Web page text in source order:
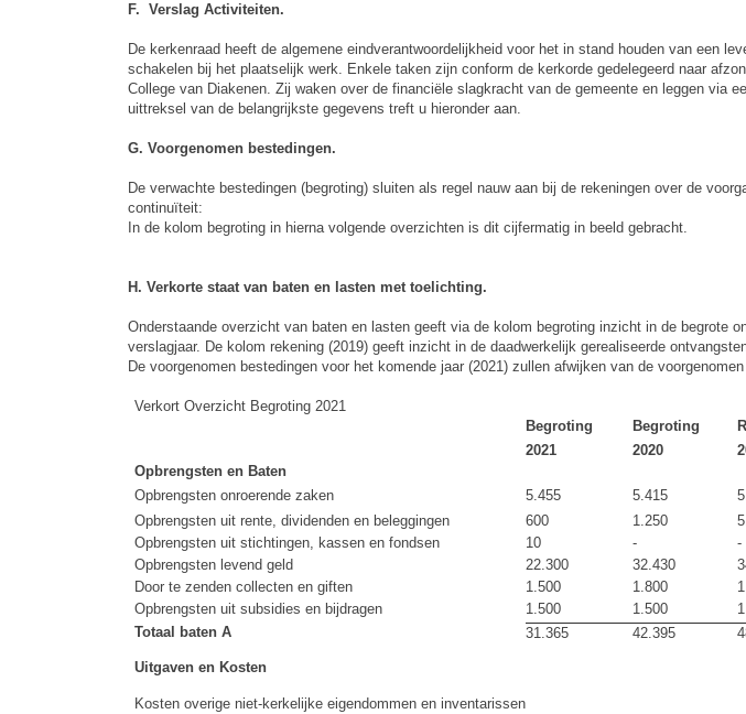
F. Verslag Activiteiten.
De kerkenraad heeft de algemene eindverantwoordelijkheid voor het in stand houden van een
schakelen bij het plaatselijk werk. Enkele taken zijn conform de kerkorde gedelegeerd naar
College van Diakenen. Zij waken over de financiële slagkracht van de gemeente en leggen via
uittreksel van de belangrijkste gegevens treft u hieronder aan.
G. Voorgenomen bestedingen.
De verwachte bestedingen (begroting) sluiten als regel nauw aan bij de rekeningen over de
continuïteit:
In de kolom begroting in hierna volgende overzichten is dit cijfermatig in beeld gebracht.
H. Verkorte staat van baten en lasten met toelichting.
Onderstaande overzicht van baten en lasten geeft via de kolom begroting inzicht in de begrote
verslagjaar. De kolom rekening (2019) geeft inzicht in de daadwerkelijk gerealiseerde
De voorgenomen bestedingen voor het komende jaar (2021) zullen afwijken van de
Verkort Overzicht Begroting 2021
Begroting
Begroting
2021
2020
Opbrengsten en Baten
Opbrengsten onroerende zaken
5.455 5.415
Opbrengsten uit rente, dividenden en beleggingen
600 1.250
Opbrengsten uit stichtingen, kassen en fondsen
10 -
-
Opbrengsten levend geld
22.300 32.430
Door te zenden collecten en giften
1.500 1.800
Opbrengsten uit subsidies en bijdragen
1.500 1.500
Totaal baten A
31.365 42.395
Uitgaven en Kosten
Kosten overige niet-kerkelijke eigendommen en inventarissen